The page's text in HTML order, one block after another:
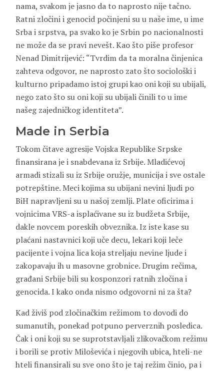
nama, svakom je jasno da to naprosto nije tačno.
Ratni zločini i genocid počinjeni su u naše ime, u ime
Srba i srpstva, pa svako ko je Srbin po nacionalnosti
ne može da se pravi nevešt. Kao što piše profesor
Nenad Dimitrijević: “Tvrdim da ta moralna činjenica
zahteva odgovor, ne naprosto zato što sociološki i
kulturno pripadamo istoj grupi kao oni koji su ubijali,
nego zato što su oni koji su ubijali činili to u ime
našeg zajedničkog identiteta”.
Made in Serbia
Tokom čitave agresije Vojska Republike Srpske
finansirana je i snabdevana iz Srbije. Mladićevoj
armadi stizali su iz Srbije oružje, municija i sve ostale
potrepštine. Meci kojima su ubijani nevini ljudi po
BiH napravljeni su u našoj zemlji. Plate oficirima i
vojnicima VRS-a isplaćivane su iz budžeta Srbije,
dakle novcem poreskih obveznika. Iz iste kase su
plaćani nastavnici koji uče decu, lekari koji leče
pacijente i vojna lica koja streljaju nevine ljude i
zakopavaju ih u masovne grobnice. Drugim rečima,
građani Srbije bili su kosponzori ratnih zločina i
genocida. I kako onda nismo odgovorni ni za šta?
Kad živiš pod zločinačkim režimom to dovodi do
sumanutih, ponekad potpuno perverznih posledica.
Čak i oni koji su se suprotstavljali zlikovačkom režimu
i borili se protiv Miloševića i njegovih ubica, hteli-ne
hteli finansirali su sve ono što je taj režim činio, pa i